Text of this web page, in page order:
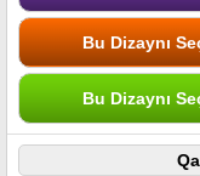
Bu Dizaynı
Bu Dizaynı